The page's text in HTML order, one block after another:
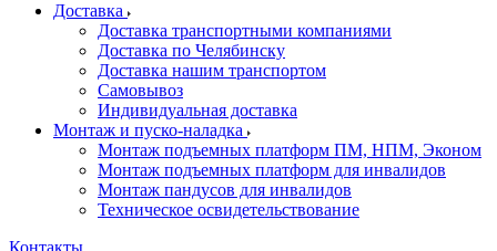
Доставка
Доставка транспортными компаниями
Доставка по Челябинску
Доставка нашим транспортом
Самовывоз
Индивидуальная доставка
Монтаж и пуско-наладка
Монтаж подъемных платформ ПМ, НПМ, Эконом
Монтаж подъемных платформ для инвалидов
Монтаж пандусов для инвалидов
Техническое освидетельствование
Контакты